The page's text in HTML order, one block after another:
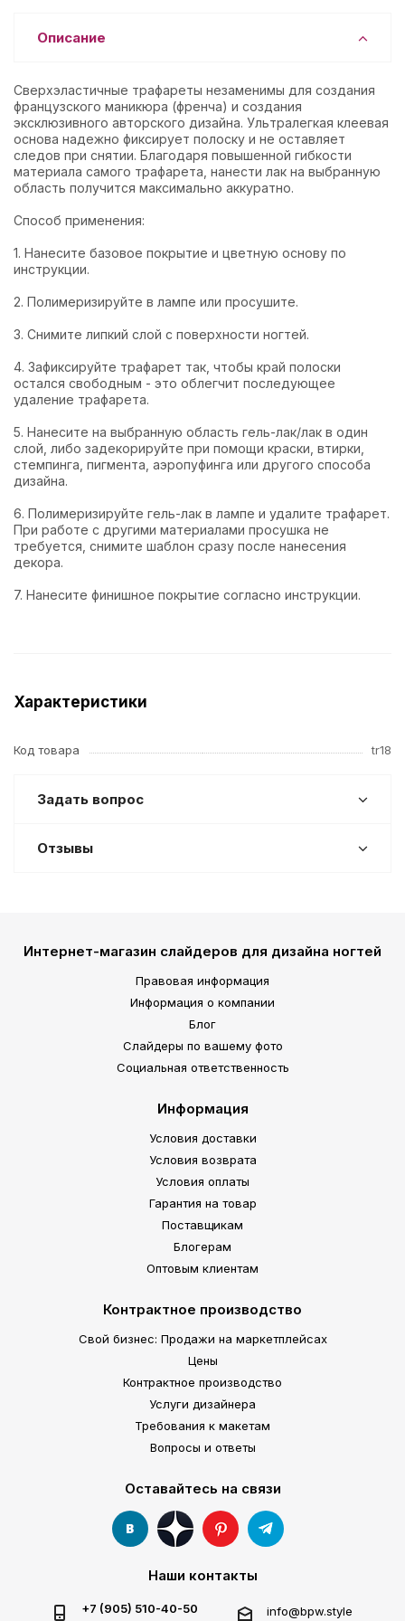
Описание
Сверхэластичные трафареты незаменимы для создания
французского маникюра (френча) и создания
эксклюзивного авторского дизайна. Ультралегкая клеевая
основа надежно фиксирует полоску и не оставляет
следов при снятии. Благодаря повышенной гибкости
материала самого трафарета, нанести лак на выбранную
область получится максимально аккуратно.
Способ применения:
1. Нанесите базовое покрытие и цветную основу по
инструкции.
2. Полимеризируйте в лампе или просушите.
3. Снимите липкий слой с поверхности ногтей.
4. Зафиксируйте трафарет так, чтобы край полоски
остался свободным - это облегчит последующее
удаление трафарета.
5. Нанесите на выбранную область гель-лак/лак в один
слой, либо задекорируйте при помощи краски, втирки,
стемпинга, пигмента, аэропуфинга или другого способа
дизайна.
6. Полимеризируйте гель-лак в лампе и удалите трафарет.
При работе с другими материалами просушка не
требуется, снимите шаблон сразу после нанесения
декора.
7. Нанесите финишное покрытие согласно инструкции.
Характеристики
Код товара tr18
Задать вопрос
Отзывы
Интернет-магазин слайдеров для дизайна ногтей
Правовая информация
Информация о компании
Блог
Слайдеры по вашему фото
Социальная ответственность
Информация
Условия доставки
Условия возврата
Условия оплаты
Гарантия на товар
Поставщикам
Блогерам
Оптовым клиентам
Контрактное производство
Свой бизнес: Продажи на маркетплейсах
Цены
Контрактное производство
Услуги дизайнера
Требования к макетам
Вопросы и ответы
Оставайтесь на связи
Наши контакты
+7 (905) 510-40-50 info@bpw.style